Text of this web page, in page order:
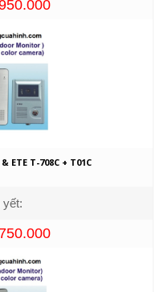
T-708C + T01C
yết: